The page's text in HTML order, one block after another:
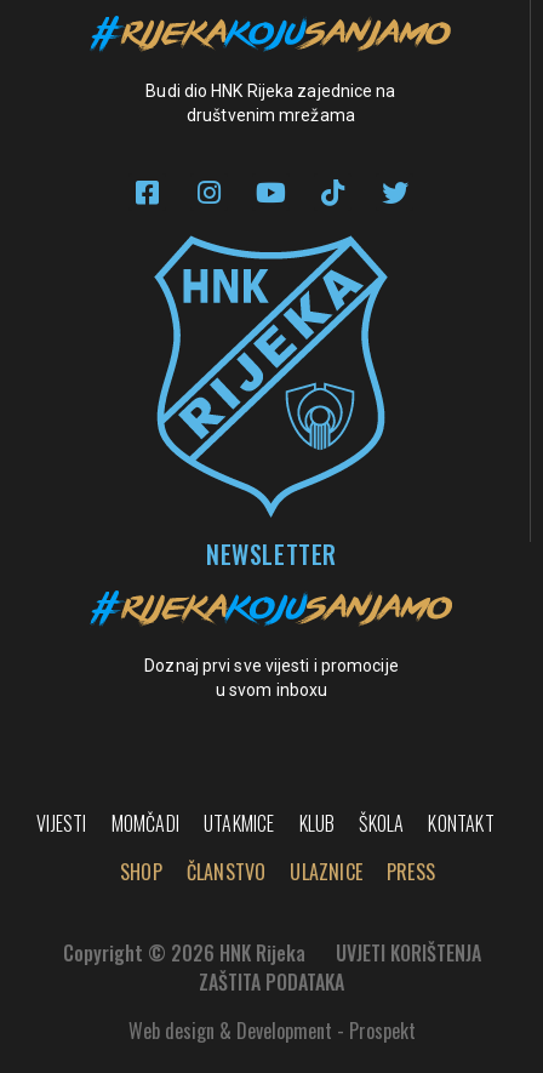
Budi dio HNK Rijeka zajednice na
društvenim mrežama
NEWSLETTER
Doznaj prvi sve vijesti i promocije
u svom inboxu
VIJESTI MOMČADI UTAKMICE KLUB ŠKOLA
KONTAKT
SHOP
ČLANSTVO ULAZNICE PRESS
Copyright © 2026 HNK Rijeka
UVJETI KORIŠTENJA
ZAŠTITA PODATAKA
Web design & Development - Prospekt